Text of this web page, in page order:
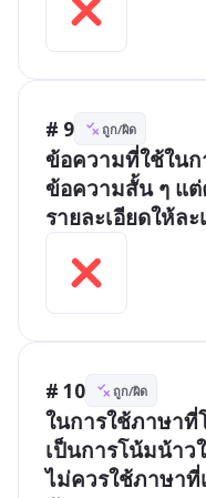
# 9 ถูก/ผิด
ข้อความที่ใช้ใน
ข้อความสั้น ๆ แต่
รายละเอียดให้ล
# 10 ถูก/ผิด
ในการใช้ภาษาที่
เป็นการโน้มน้า
ไม่ควรใช้ภาษาที่